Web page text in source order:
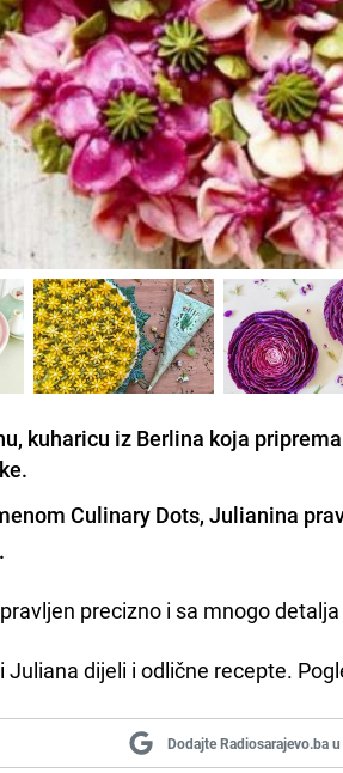
kuharicu iz Berlina koja
Culinary Dots, Julianina
precizno i sa mnogo
Juliana dijeli i odlične recepte.
Dodajte Radiosarajevo.ba